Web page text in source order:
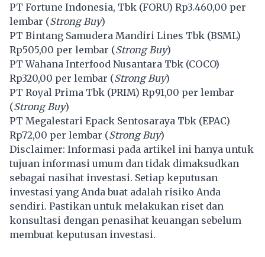
PT Fortune Indonesia, Tbk (FORU) Rp3.460,00 per
lembar (Strong Buy)
PT Bintang Samudera Mandiri Lines Tbk (BSML)
Rp505,00 per lembar (Strong Buy)
PT Wahana Interfood Nusantara Tbk (COCO)
Rp320,00 per lembar (Strong Buy)
PT Royal Prima Tbk (PRIM) Rp91,00 per lembar
(Strong Buy)
PT Megalestari Epack Sentosaraya Tbk (EPAC)
Rp72,00 per lembar (Strong Buy)
Disclaimer: Informasi pada artikel ini hanya untuk
tujuan informasi umum dan tidak dimaksudkan
sebagai nasihat investasi. Setiap keputusan
investasi yang Anda buat adalah risiko Anda
sendiri. Pastikan untuk melakukan riset dan
konsultasi dengan penasihat keuangan sebelum
membuat keputusan investasi.